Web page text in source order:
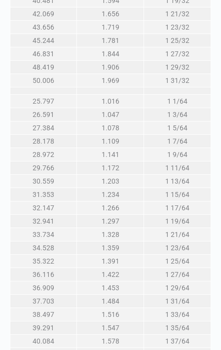
42.069
1.656
1 21/32
43.656
1.719
1 23/32
45.244
1.781
1 25/32
46.831
1.844
1 27/32
48.419
1.906
1 29/32
50.006
1.969 1 31/32
25.797 1.016
1 1/64
26.591
1.047
1 3/64
27.384
1.078
1 5/64
28.178
1.109
1 7/64
28.972
1.141
1 9/64
29.766
1.172
1 11/64
30.559
1.203
1 13/64
31.353
1.234
1 15/64
32.147
1.266
1 17/64
32.941
1.297
1 19/64
33.734
1.328
1 21/64
34.528
1.359
1 23/64
35.322
1.391
1 25/64
36.116
1.422
1 27/64
36.909
1.453
1 29/64
37.703
1.484
1 31/64
38.497
1.516
1 33/64
39.291
1.547
1 35/64
40.084
1.578 1 37/64